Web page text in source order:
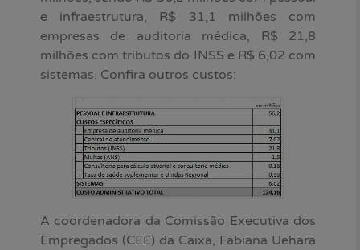
e infraestrutura, R$ 31,1 milhões com
empresas de auditoria médica, R$ 21,8
milhões com tributos do INSS e R$ 6,02 com
sistemas. Confira outros custos:
A coordenadora da Comissão Executiva dos
Empregados (CEE) da Caixa, Fabiana Uehara